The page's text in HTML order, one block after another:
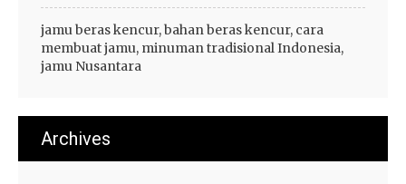
jamu beras kencur, bahan beras kencur, cara
membuat jamu, minuman tradisional Indonesia,
jamu Nusantara
Archives